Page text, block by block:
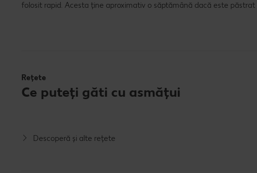
folosit rapid. Acesta ține aproximativ o săptămână dacă este păstrat
Rețete
Ce puteți găti cu asmățui
Descoperă și alte rețete